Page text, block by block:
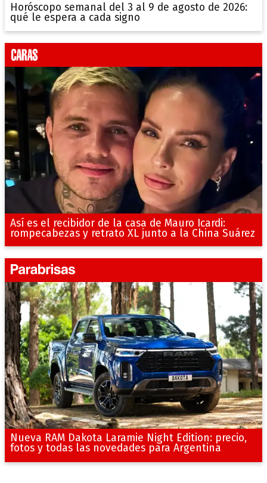
Horóscopo semanal del 3 al 9 de agosto de 2026:
qué le espera a cada signo
Así es el recibidor de la casa de Mauro Icardi:
rompecabezas y retrato XL junto a la China Suárez
Nueva RAM Dakota Laramie Night Edition: precio,
fotos y todas las novedades para Argentina